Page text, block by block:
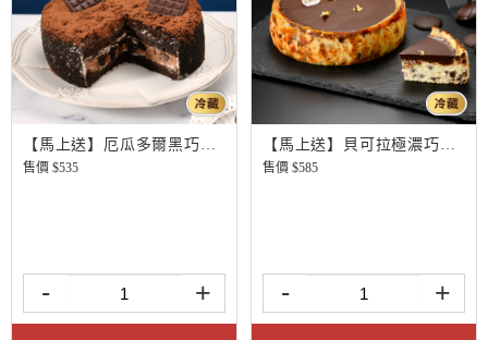
【馬上送】厄瓜多爾黑巧克力-北海道黑酷曲
售價 $535
- +
【馬上送】貝可拉極濃巧克力巴斯克
售價 $585
- +